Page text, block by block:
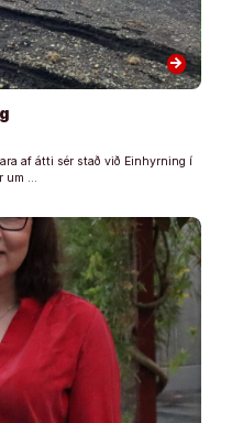
arrow_forward
af átti sér stað við Einhyrning í
um …